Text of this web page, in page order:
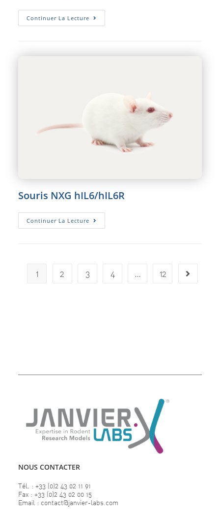
Continuer La Lecture Souris
NXG
Souris NXG hIL6/hIL6R
Continuer La Lecture Souris
NXG
1 2 3 4 … 12 Aller à la
NOUS CONTACTER
Tél. : +33 (0)2 43 02 11 91
Fax : +33 (0)2 43 02 00 15
Email : contact@janvier-labs.com